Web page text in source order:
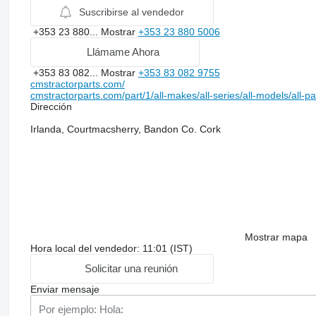
Suscribirse al vendedor
+353 23 880... Mostrar +353 23 880 5006
Llámame Ahora
+353 83 082... Mostrar +353 83 082 9755
cmstractorparts.com/
cmstractorparts.com/part/1/all-makes/all-series/all-models/all-
Dirección
Irlanda, Courtmacsherry, Bandon Co. Cork
Mostrar mapa
Hora local del vendedor: 11:01 (IST)
Solicitar una reunión
Enviar mensaje